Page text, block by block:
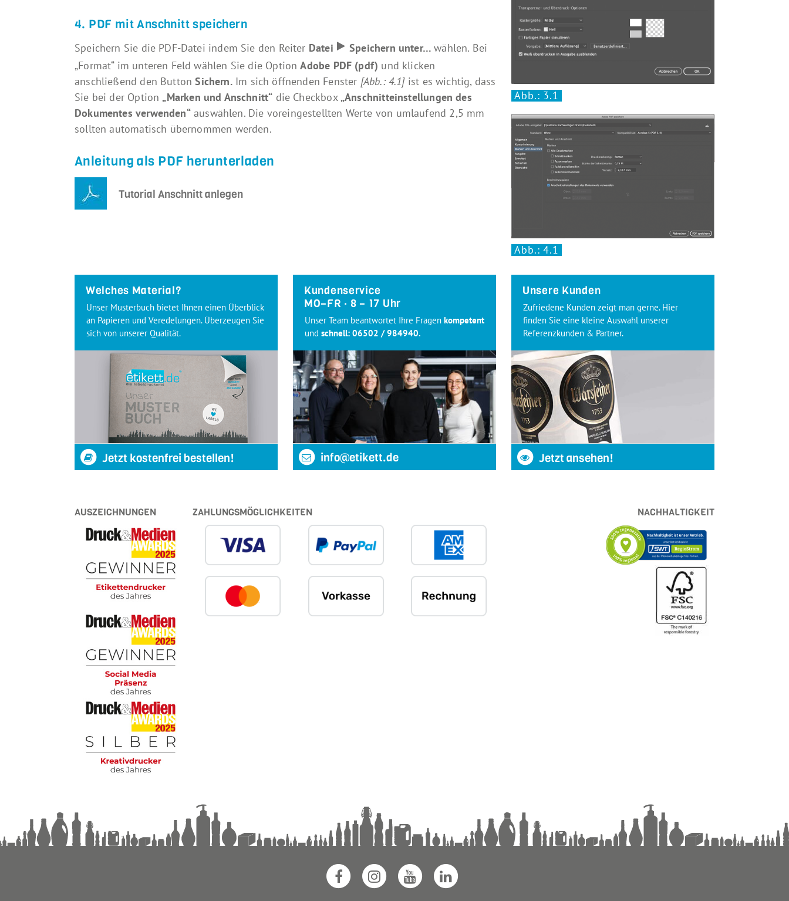
4. PDF mit Anschnitt speichern
Speichern Sie die PDF-Datei indem Sie den Reiter Datei Speichern unter…wählen. Bei
„Format“ im unteren Feld wählen Sie die OptionAdobe PDF (pdf) und klicken
anschließend den ButtonSichern.Im sich öffnenden Fenster [Abb.: 4.1] ist es wichtig, dass
Sie bei der Option„Marken und Anschnitt“ die Checkbox„Anschnitteinstellungen des
Dokumentes verwenden“auswählen. Die voreingestellten Werte von umlaufend 2,5 mm
sollten automatisch übernommen werden.
Anleitung als PDF herunterladen
Tutorial Anschnitt anlegen
Abb.: 3.1
Abb.: 4.1
Welches Material?
Unser Musterbuch bietet Ihnen einen Überblick
an Papieren und Veredelungen. Überzeugen Sie
sich von unserer Qualität.
Jetzt kostenfrei bestellen!
Kundenservice
MO–FR · 8 – 17 Uhr
Unser Team beantwortet Ihre Fragen kompetent
und schnell: 06502 / 984940.
info@etikett.de
Unsere Kunden
Zufriedene Kunden zeigt man gerne. Hier
finden Sie eine kleine Auswahl unserer
Referenzkunden & Partner.
Jetzt ansehen!
AUSZEICHNUNGEN ZAHLUNGSMÖGLICHKEITEN NACHHALTIGKEIT